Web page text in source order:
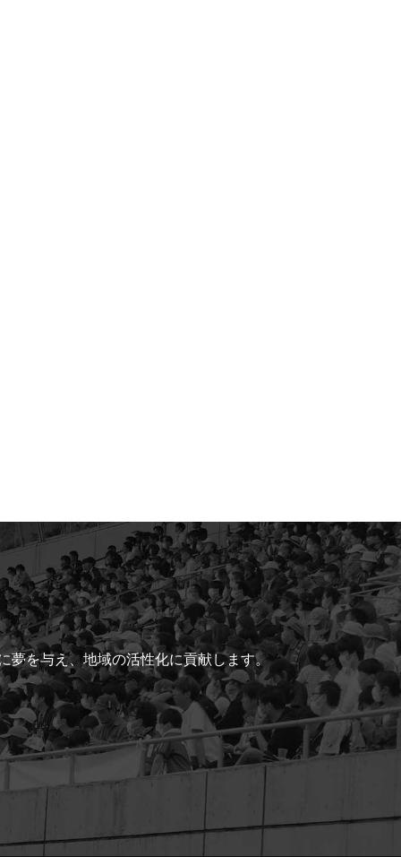
夢を与え、地域の活性化に貢献します。